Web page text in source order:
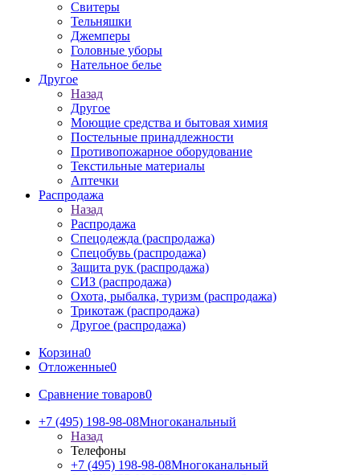
Свитеры
Тельняшки
Джемперы
Головные уборы
Нательное белье
Другое
Назад
Другое
Моющие средства и бытовая химия
Постельные принадлежности
Противопожарное оборудование
Текстильные материалы
Аптечки
Распродажа
Назад
Распродажа
Спецодежда (распродажа)
Спецобувь (распродажа)
Защита рук (распродажа)
СИЗ (распродажа)
Охота, рыбалка, туризм (распродажа)
Трикотаж (распродажа)
Другое (распродажа)
Корзина0
Отложенные0
Сравнение товаров0
+7 (495) 198-98-08Многоканальный
Назад
Телефоны
+7 (495) 198-98-08Многоканальный